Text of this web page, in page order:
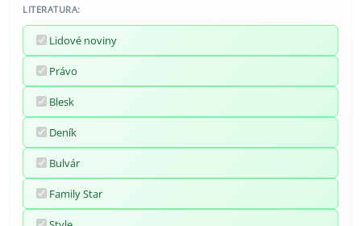
LITERATURA:
Lidové noviny
Právo
Blesk
Deník
Bulvár
Family Star